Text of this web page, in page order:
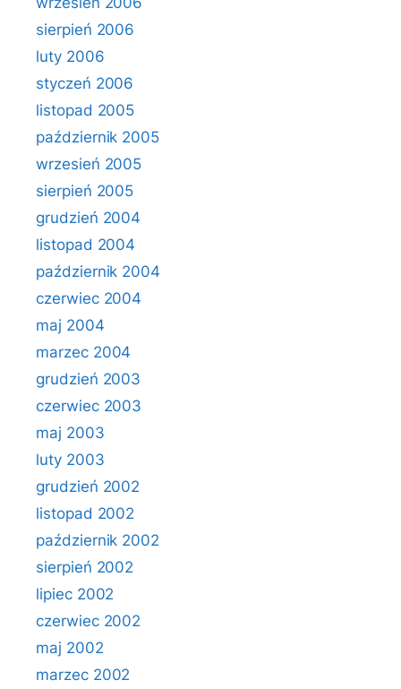
sierpień 2006
luty 2006
styczeń 2006
listopad 2005
październik 2005
wrzesień 2005
sierpień 2005
grudzień 2004
listopad 2004
październik 2004
czerwiec 2004
maj 2004
marzec 2004
grudzień 2003
czerwiec 2003
maj 2003
luty 2003
grudzień 2002
listopad 2002
październik 2002
sierpień 2002
lipiec 2002
czerwiec 2002
maj 2002
marzec 2002